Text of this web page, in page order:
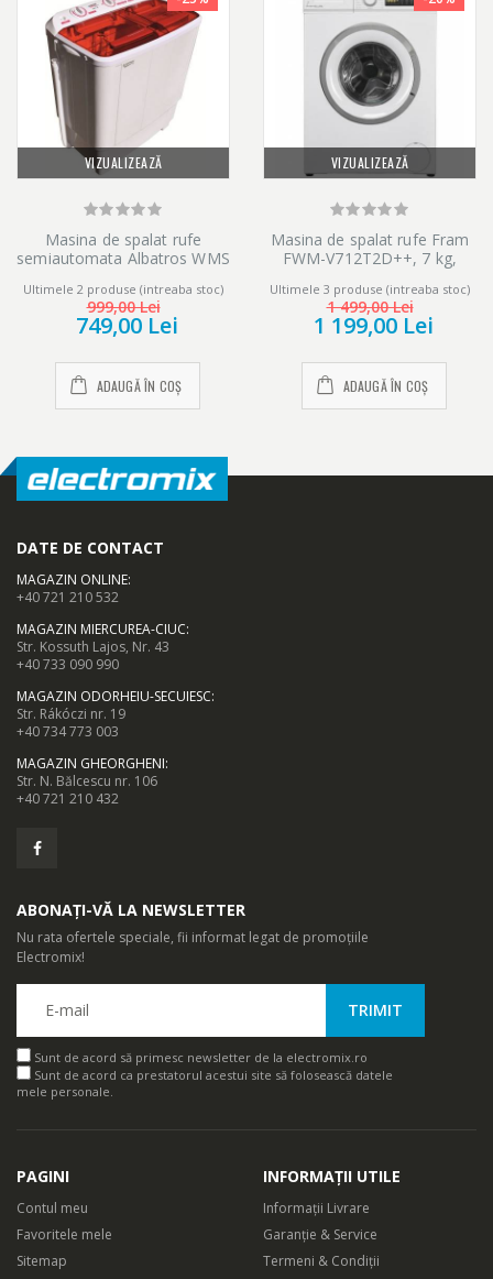
VIZUALIZEAZĂ
Masina de spalat rufe
semiautomata Albatros WMS
Ultimele 2 produse (intreaba stoc)
999,00 Lei
749,00 Lei
ADAUGĂ ÎN COȘ
VIZUALIZEAZĂ
Masina de spalat rufe Fram
FWM-V712T2D++, 7 kg,
LED, Start intarziat, Anti-
sifonare, Eco-Logic, Alb
Ultimele 3 produse (intreaba stoc)
1 499,00 Lei
1 199,00 Lei
ADAUGĂ ÎN COȘ
DATE DE CONTACT
MAGAZIN ONLINE:
+40 721 210 532
MAGAZIN MIERCUREA-CIUC:
Str. Kossuth Lajos, Nr. 43
+40 733 090 990
MAGAZIN ODORHEIU-SECUIESC:
Str. Rákóczi nr. 19
+40 734 773 003
MAGAZIN GHEORGHENI:
Str. N. Bălcescu nr. 106
+40 721 210 432
ABONAȚI-VĂ LA NEWSLETTER
Nu rata ofertele speciale, fii informat legat de promoțiile
Electromix!
Sunt de acord să primesc newsletter de la electromix.ro
Sunt de acord ca prestatorul acestui site să folosească datele
mele personale.
PAGINI
Contul meu
Favoritele mele
Sitemap
INFORMAȚII UTILE
Informații Livrare
Garanție & Service
Termeni & Condiții